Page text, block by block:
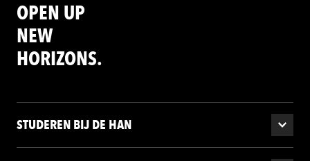
OPEN UP
NEW
HORIZONS.
STUDEREN BIJ DE HAN